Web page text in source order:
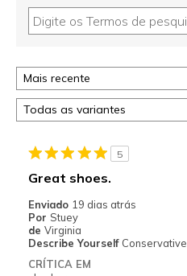
5
Great shoes.
Enviado 19 dias atrás
Por Stuey
de Virginia
Describe Yourself Conservative
CRÍTICA EM